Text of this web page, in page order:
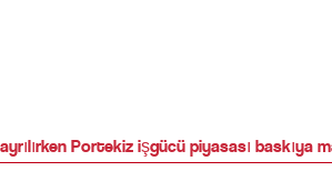
Portekiz işgücü piyasası baskıya